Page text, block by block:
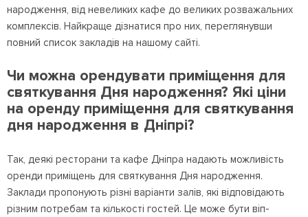
народження, від невеликих кафе до великих розважальних
комплексів. Найкраще дізнатися про них, переглянувши
повний список закладів на нашому сайті.
Чи можна орендувати приміщення для
святкування Дня народження? Які ціни
на оренду приміщення для святкування
дня народження в Дніпрі?
Так, деякі ресторани та кафе Дніпра надають можливість
оренди приміщень для святкування Дня народження.
Заклади пропонують різні варіанти залів, які відповідають
різним потребам та кількості гостей. Це може бути віп-